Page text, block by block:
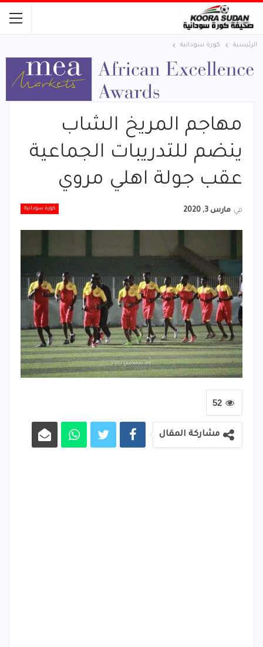
الرئيسية كورة سودانية
مهاجم المريخ الشاب
ينضم للتدريبات الجماعية
عقب جولة اهلي مروي
كورة سودانية في مارس 3, 2020
52
مشاركة المقال